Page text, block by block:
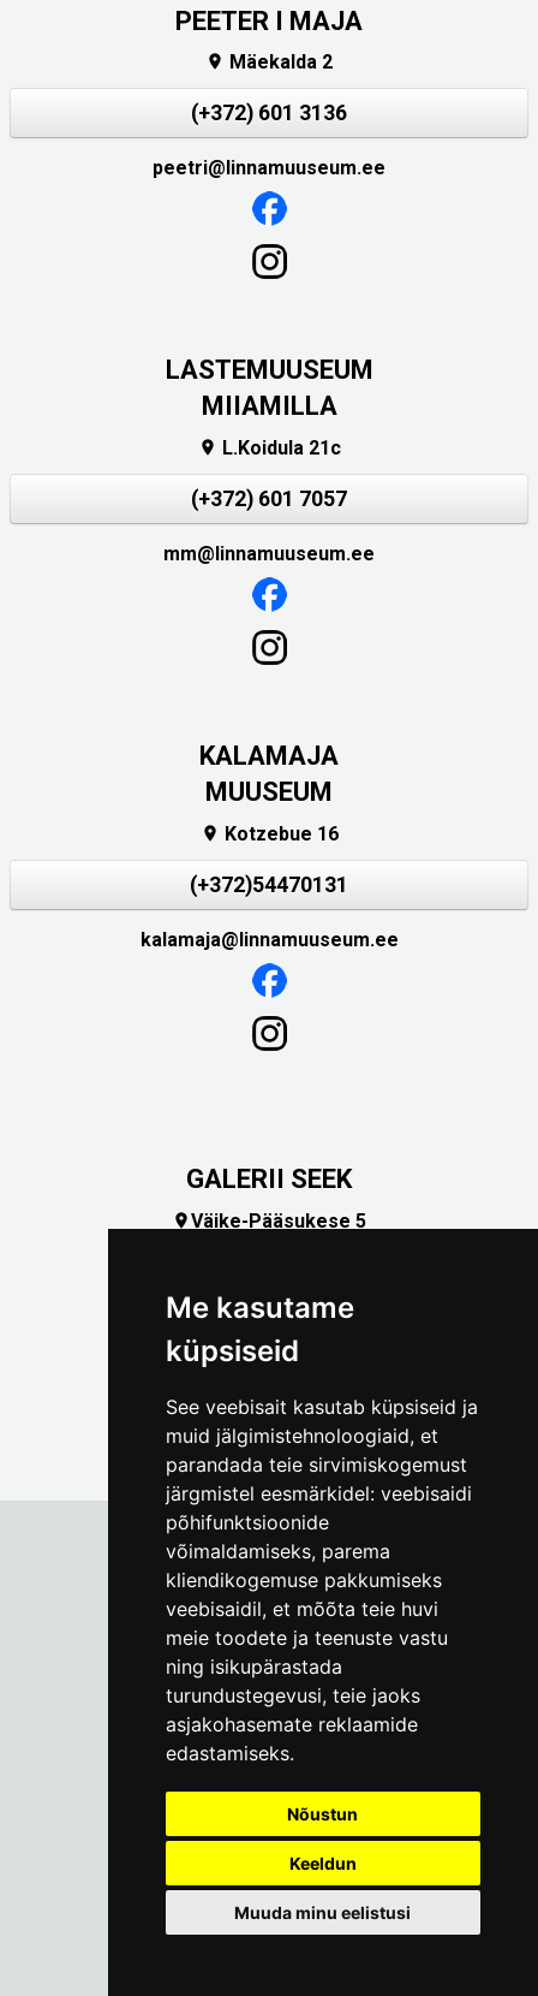
Me kasutame
küpsiseid
See veebisait kasutab küpsiseid ja
muid jälgimistehnoloogiaid, et
parandada teie sirvimiskogemust
järgmistel eesmärkidel: veebisaidi
põhifunktsioonide
võimaldamiseks, parema
kliendikogemuse pakkumiseks
veebisaidil, et mõõta teie huvi
meie toodete ja teenuste vastu
ning isikupärastada
turundustegevusi, teie jaoks
asjakohasemate reklaamide
edastamiseks.
Nõustun
Keeldun
Muuda minu eelistusi
PEETER I MAJA
 Mäekalda 2
(+372) 601 3136
peetri@linnamuuseum.ee
LASTEMUUSEUM
MIIAMILLA
 L.Koidula 21c
(+372) 601 7057
mm@linnamuuseum.ee
KALAMAJA
MUUSEUM
 Kotzebue 16
(+372)54470131
kalamaja@linnamuuseum.ee
GALERII SEEK
Väike-Pääsukese 5
Tallinna Linnamuuseum
Vene 17
E-R kell 9-17(+372) 610 4178
info@linnamuuseum.ee
Küpsisepoliitika